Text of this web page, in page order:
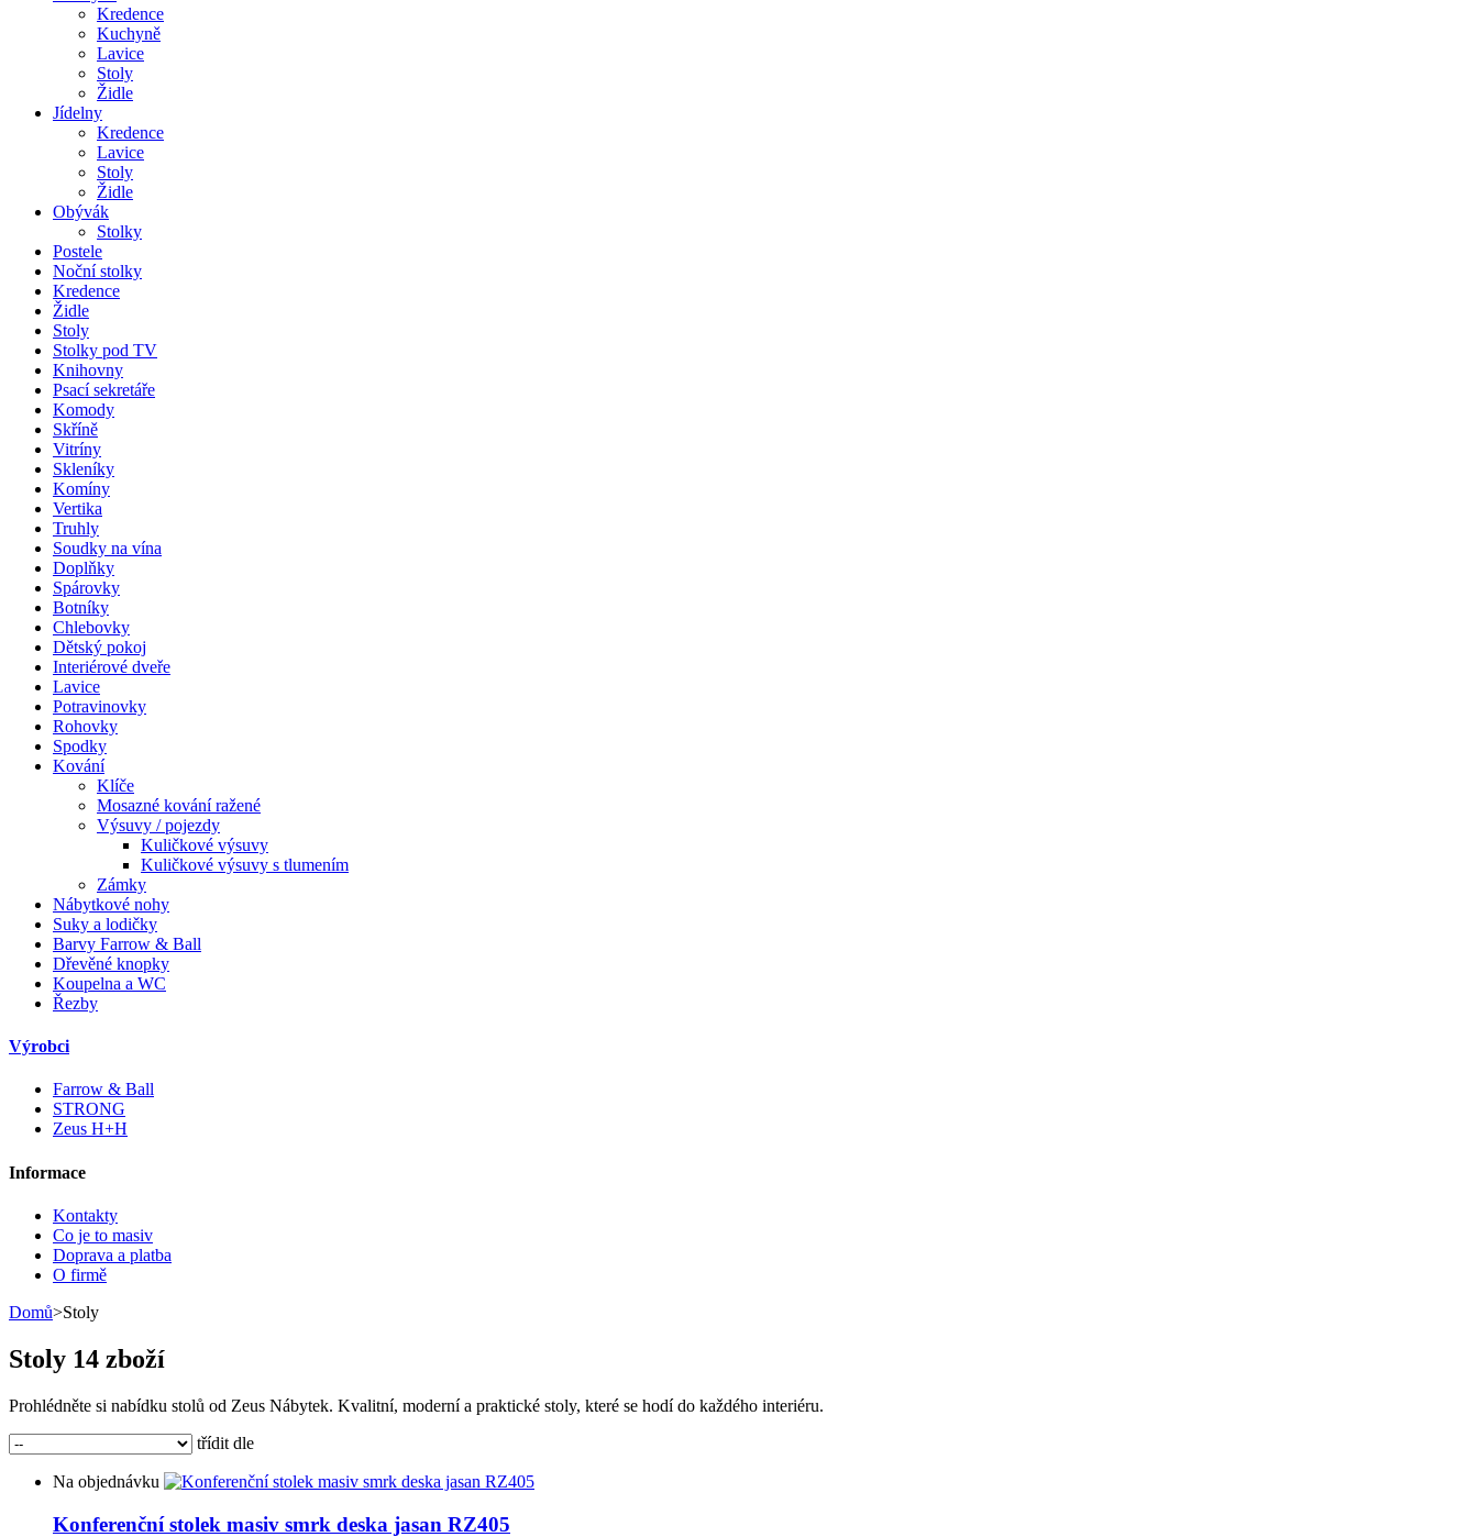
Kredence
Kuchyně
Lavice
Stoly
Židle
Jídelny
Kredence
Lavice
Stoly
Židle
Obývák
Stolky
Postele
Noční stolky
Kredence
Židle
Stoly
Stolky pod TV
Knihovny
Psací sekretáře
Komody
Skříně
Vitríny
Skleníky
Komíny
Vertika
Truhly
Soudky na vína
Doplňky
Spárovky
Botníky
Chlebovky
Dětský pokoj
Interiérové dveře
Lavice
Potravinovky
Rohovky
Spodky
Kování
Klíče
Mosazné kování ražené
Výsuvy / pojezdy
Kuličkové výsuvy
Kuličkové výsuvy s tlumením
Zámky
Nábytkové nohy
Suky a lodičky
Barvy Farrow & Ball
Dřevěné knopky
Koupelna a WC
Řezby
Výrobci
Farrow & Ball
STRONG
Zeus H+H
Informace
Kontakty
Co je to masiv
Doprava a platba
O firmě
Domů>Stoly
Stoly 14 zboží
Prohlédněte si nabídku stolů od Zeus Nábytek. Kvalitní, moderní a praktické stoly, které se hodí do každého interiéru.
třídit dle
Na objednávku
Konferenční stolek masiv smrk deska jasan RZ405